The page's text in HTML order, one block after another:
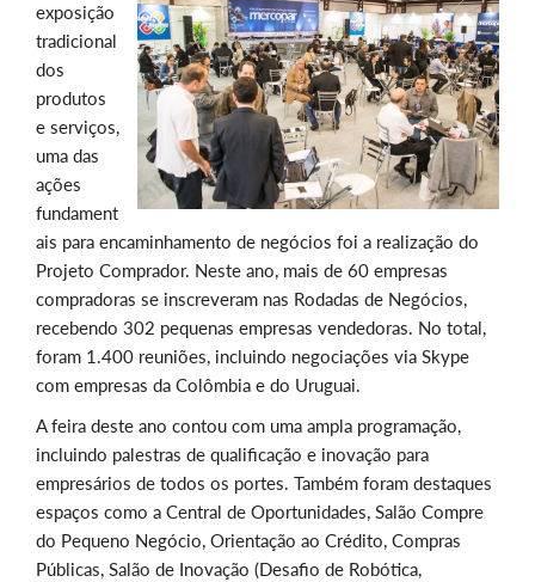
exposição
tradicional
dos
produtos
e serviços,
uma das
ações
fundament
ais para encaminhamento de negócios foi a realização do
Projeto Comprador. Neste ano, mais de 60 empresas
compradoras se inscreveram nas Rodadas de Negócios,
recebendo 302 pequenas empresas vendedoras. No total,
foram 1.400 reuniões, incluindo negociações via Skype
com empresas da Colômbia e do Uruguai.
A feira deste ano contou com uma ampla programação,
incluindo palestras de qualificação e inovação para
empresários de todos os portes. Também foram destaques
espaços como a Central de Oportunidades, Salão Compre
do Pequeno Negócio, Orientação ao Crédito, Compras
Públicas, Salão de Inovação (Desafio de Robótica,